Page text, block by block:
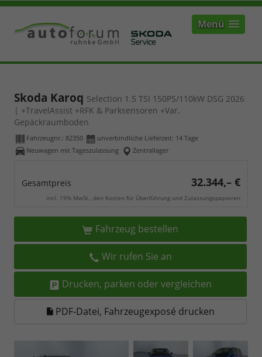
Menü
Skoda Karoq Selection 1.5 TSI 150PS/110kW DSG 2026
| +TravelAssist +RFK & Parksensoren +Var.
Gepäckraumboden
Fahrzeugnr.: 82350 unverbindliche Lieferzeit: 14 Tage
Neuwagen mit Tageszulassung
Zentrallager
Gesamtpreis 32.344,– €
incl. 19% MwSt., den Kosten für Überführung und Zulassungspapieren
Fahrzeug bestellen
Wir rufen Sie an
Drucken, parken oder vergleichen
PDF-Datei, Fahrzeugexposé drucken